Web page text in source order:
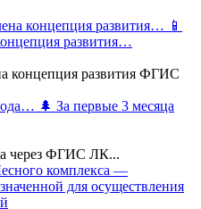
📱
развития…
концепция развития ФГИС
🌲 За первые 3 месяца
через ФГИС ЛК...